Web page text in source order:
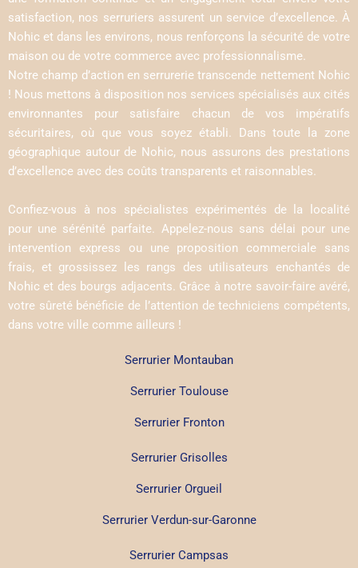
satisfaction, nos serruriers assurent un service d’excellence. À
Nohic et dans les environs, nous renforçons la sécurité de votre
maison ou de votre commerce avec professionnalisme.
Notre champ d’action en serrurerie transcende nettement Nohic
! Nous mettons à disposition nos services spécialisés aux cités
environnantes pour satisfaire chacun de vos impératifs
sécuritaires, où que vous soyez établi. Dans toute la zone
géographique autour de Nohic, nous assurons des prestations
d’excellence avec des coûts transparents et raisonnables.
Confiez-vous à nos spécialistes expérimentés de la localité
pour une sérénité parfaite. Appelez-nous sans délai pour une
intervention express ou une proposition commerciale sans
frais, et grossissez les rangs des utilisateurs enchantés de
Nohic et des bourgs adjacents. Grâce à notre savoir-faire avéré,
votre sûreté bénéficie de l’attention de techniciens compétents,
dans votre ville comme ailleurs !
Serrurier Montauban
Serrurier Toulouse
Serrurier Fronton
Serrurier Grisolles
Serrurier Orgueil
Serrurier Verdun-sur-Garonne
Serrurier Campsas